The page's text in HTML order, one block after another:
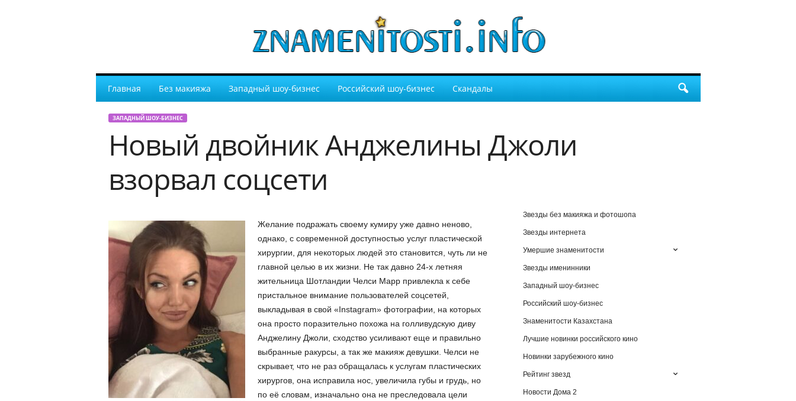
Главная Без макияжа Западный шоу-бизнес Российский шоу-бизнес Скандалы
ЗАПАДНЫЙ ШОУ-БИЗНЕС
Новый двойник Анджелины Джоли
взорвал соцсети
Желание подражать своему кумиру уже давно неново,
однако, с современной доступностью услуг пластической
хирургии, для некоторых людей это становится, чуть ли не
главной целью в их жизни. Не так давно 24-х летняя
жительница Шотландии Челси Марр привлекла к себе
пристальное внимание пользователей соцсетей,
выкладывая в свой «Instagram» фотографии, на которых
она просто поразительно похожа на голливудскую диву
Анджелину Джоли, сходство усиливают еще и правильно
выбранные ракурсы, а так же макияж девушки. Челси не
скрывает, что не раз обращалась к услугам пластических
хирургов, она исправила нос, увеличила губы и грудь, но
по её словам, изначально она не преследовала цели
Звезды без макияжа и фотошопа
Звезды интернета
Умершие знаменитости
Звезды именинники
Западный шоу-бизнес
Российский шоу-бизнес
Знаменитости Казахстана
Лучшие новинки российского кино
Новинки зарубежного кино
Рейтинг звезд
Новости Дома 2